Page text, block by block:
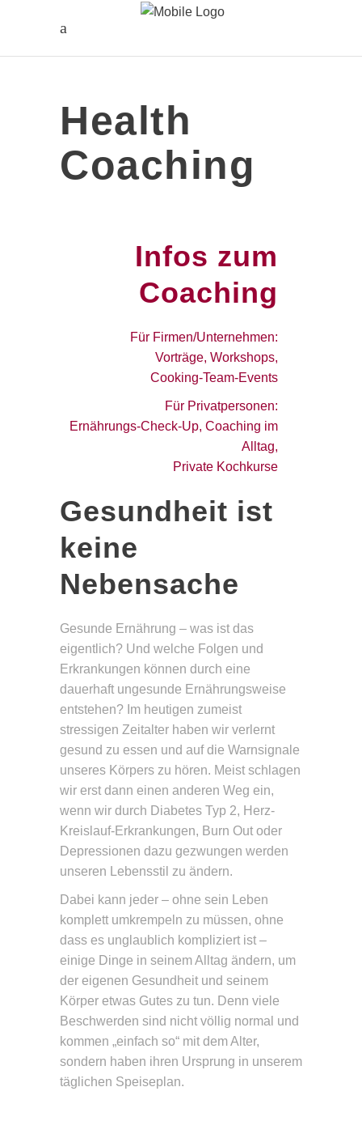
Health
Coaching
Infos zum
Coaching
Für Firmen/Unternehmen:
Vorträge, Workshops,
Cooking-Team-Events
Für Privatpersonen:
Ernährungs-Check-Up, Coaching im
Alltag,
Private Kochkurse
Gesundheit ist
keine
Nebensache
Gesunde Ernährung – was ist das
eigentlich? Und welche Folgen und
Erkrankungen können durch eine
dauerhaft ungesunde Ernährungsweise
entstehen? Im heutigen zumeist
stressigen Zeitalter haben wir verlernt
gesund zu essen und auf die Warnsignale
unseres Körpers zu hören. Meist schlagen
wir erst dann einen anderen Weg ein,
wenn wir durch Diabetes Typ 2, Herz-
Kreislauf-Erkrankungen, Burn Out oder
Depressionen dazu gezwungen werden
unseren Lebensstil zu ändern.
Dabei kann jeder – ohne sein Leben
komplett umkrempeln zu müssen, ohne
dass es unglaublich kompliziert ist –
einige Dinge in seinem Alltag ändern, um
der eigenen Gesundheit und seinem
Körper etwas Gutes zu tun. Denn viele
Beschwerden sind nicht völlig normal und
kommen „einfach so“ mit dem Alter,
sondern haben ihren Ursprung in unserem
täglichen Speiseplan.